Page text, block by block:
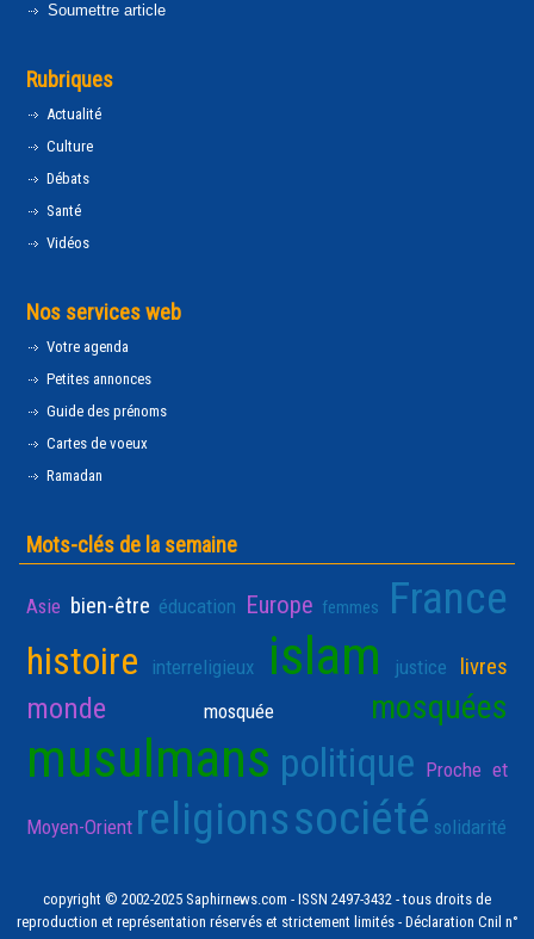
Soumettre article
Rubriques
Actualité
Culture
Débats
Santé
Vidéos
Nos services web
Votre agenda
Petites annonces
Guide des prénoms
Cartes de voeux
Ramadan
Mots-clés de la semaine
Asie bien-être éducation Europe femmes France
histoire interreligieux islam justice livres
monde mosquée mosquées
musulmans politique Proche et
Moyen-Orient religionssociété solidarité
copyright © 2002-2025 Saphirnews.com - ISSN 2497-3432 - tous droits de
reproduction et représentation réservés et strictement limités - Déclaration Cnil n°